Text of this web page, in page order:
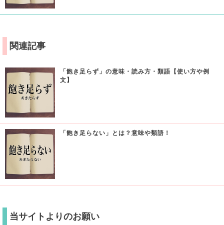
関連記事
「飽き足らず」の意味・読み方・類語【使い方や例
文】
「飽き足らない」とは？意味や類語！
当サイトよりのお願い